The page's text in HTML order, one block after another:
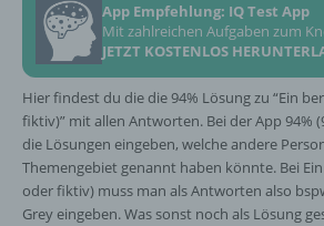
App Empfehlung: IQ Test App
Mit zahlreichen Aufgaben zum
JETZT KOSTENLOS
Hier findest du die die 94% Lösung zu “Ein
fiktiv)” mit allen Antworten. Bei der App 94%
die Lösungen eingeben, welche andere
Themengebiet genannt haben könnte. Bei
oder fiktiv) muss man als Antworten also
Grey eingeben. Was sonst noch als Lösung